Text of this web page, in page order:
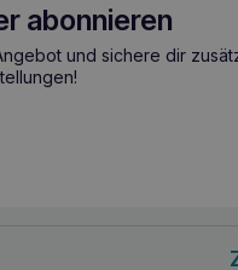
abonnieren
und sichere dir